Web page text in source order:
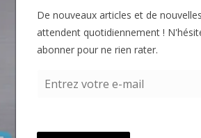
De nouveaux articles et de
attendent quotidiennement !
abonner pour ne rien rater.
r